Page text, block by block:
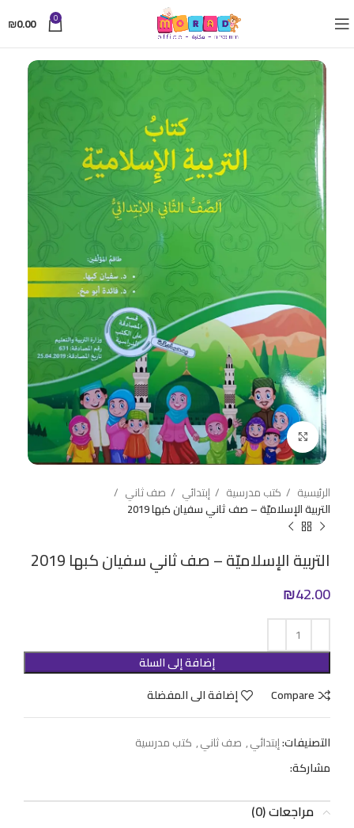
0
₪0.00
Click to enlarge
الرئيسية كتب مدرسية إبتدائي
صف ثاني
التربية الإسلاميّة – صف ثاني سفيان كبها 2019
التربية الإسلاميّة – صف ثاني سفيان كبها 2019
₪42.00
إضافة إلى السلة
Compare
إضافة الى المفضلة
التصنيفات:إبتدائي, صف ثاني, كتب مدرسية
مشاركة:
مراجعات (0)